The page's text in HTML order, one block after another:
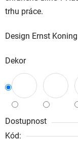
trhu práce.
Design Ernst Koning
Dekor
Dostupnost
Kód: